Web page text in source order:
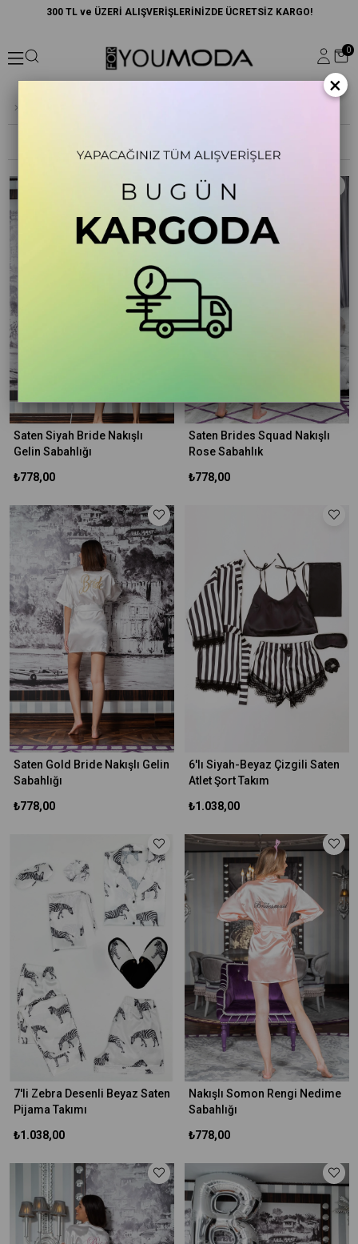
300 TL ve ÜZERİ ALIŞVERİŞLERİNİZDE ÜCRETSİZ KARGO!
0
Saten Siyah Bride Nakışlı
Gelin Sabahlığı
₺778,00
Saten Brides Squad Nakışlı
Rose Sabahlık
₺778,00
Saten Gold Bride Nakışlı Gelin
Sabahlığı
₺778,00
6'lı Siyah-Beyaz Çizgili Saten
Atlet Şort Takım
₺1.038,00
7'li Zebra Desenli Beyaz Saten
Pijama Takımı
₺1.038,00
Nakışlı Somon Rengi Nedime
Sabahlığı
₺778,00
×